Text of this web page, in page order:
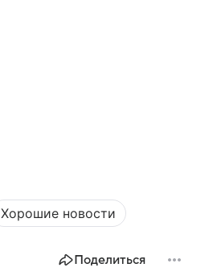
Хорошие новости
Поделиться